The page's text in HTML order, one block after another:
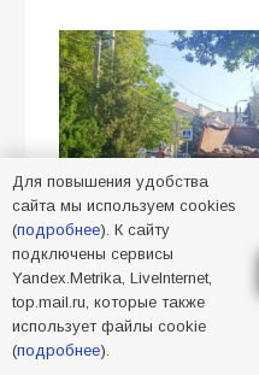
В Батайске
по содержанию
Для повышения удобства
сайта мы используем cookies
(подробнее). К сайту
подключены сервисы
Yandex.Metrika, LiveInternet,
top.mail.ru, которые также
использует файлы cookie
(подробнее).